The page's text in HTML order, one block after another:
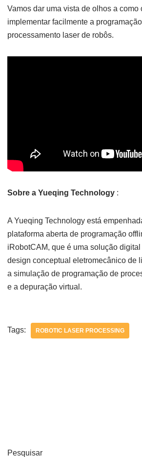
Vamos dar uma vista de olhos a
implementar facilmente a
processamento laser de robôs.
Sobre a Yueqing Technology :
A Yueqing Technology está
plataforma aberta de programação
iRobotCAM, que é uma solução
design conceptual eletromecânico de
a simulação de programação de
e a depuração virtual.
Tags: ROBOTIC LASER PROCESSING
Pesquisar